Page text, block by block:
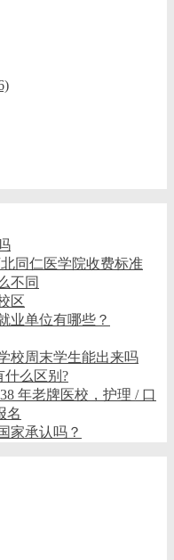
同仁医学院收费标准
不同
区
业单位有哪些？
校周末学生能出来吗
什么区别?
年老牌医校，护理 / 口
名
家承认吗？